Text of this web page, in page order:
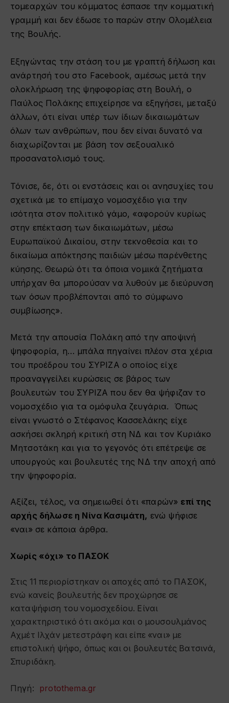
τομεαρχών του κόμματος έσπασε την κομματική
γραμμή και δεν έδωσε το παρών στην Ολομέλεια
της Βουλής.
Εξηγώντας την στάση του με γραπτή δήλωση και
ανάρτησή του στο Facebook, αμέσως μετά την
ολοκλήρωση της ψηφοφορίας στη Βουλή, ο
Παύλος Πολάκης επιχείρησε να εξηγήσει, μεταξύ
άλλων, ότι είναι υπέρ των ίδιων δικαιωμάτων
όλων των ανθρώπων, που δεν είναι δυνατό να
διαχωρίζονται με βάση τον σεξουαλικό
προσανατολισμό τους.
Τόνισε, δε, ότι οι ενστάσεις και οι ανησυχίες του
σχετικά με το επίμαχο νομοσχέδιο για την
ισότητα στον πολιτικό γάμο, «αφορούν κυρίως
στην επέκταση των δικαιωμάτων, μέσω
Ευρωπαϊκού Δικαίου, στην τεκνοθεσία και το
δικαίωμα απόκτησης παιδιών μέσω παρένθετης
κύησης. Θεωρώ ότι τα όποια νομικά ζητήματα
υπήρχαν θα μπορούσαν να λυθούν με διεύρυνση
των όσων προβλέπονται από το σύμφωνο
συμβίωσης».
Μετά την απουσία Πολάκη από την αποψινή
ψηφοφορία, η… μπάλα πηγαίνει πλέον στα χέρια
του προέδρου του ΣΥΡΙΖΑ ο οποίος είχε
προαναγγείλει κυρώσεις σε βάρος των
βουλευτών του ΣΥΡΙΖΑ που δεν θα ψήφιζαν το
νομοσχέδιο για τα ομόφυλα ζευγάρια. Όπως
είναι γνωστό ο Στέφανος Κασσελάκης είχε
ασκήσει σκληρή κριτική στη ΝΔ και τον Κυριάκο
Μητσοτάκη και για το γεγονός ότι επέτρεψε σε
υπουργούς και βουλευτές της ΝΔ την αποχή από
την ψηφοφορία.
Αξίζει, τέλος, να σημειωθεί ότι «παρών» επί της
αρχής δήλωσε η Νίνα Κασιμάτη, ενώ ψήφισε
«ναι» σε κάποια άρθρα.
Χωρίς «όχι» το ΠΑΣΟΚ
Στις 11 περιορίστηκαν οι αποχές από το ΠΑΣΟΚ,
ενώ κανείς βουλευτής δεν προχώρησε σε
καταψήφιση του νομοσχεδίου. Είναι
χαρακτηριστικό ότι ακόμα και ο μουσουλμάνος
Αχμέτ Ιλχάν μετεστράφη και είπε «ναι» με
επιστολική ψήφο, όπως και οι βουλευτές Βατσινά,
Σπυριδάκη.
Πηγή: protothema.gr